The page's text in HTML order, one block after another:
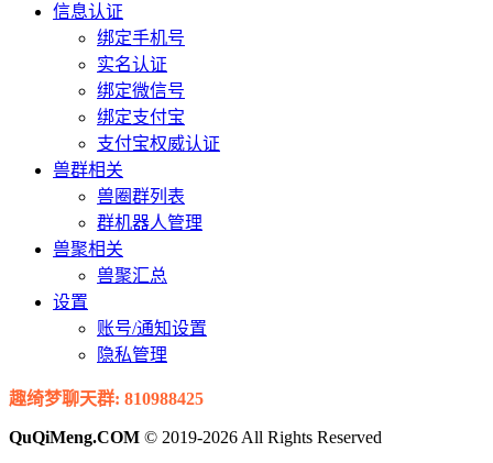
信息认证
绑定手机号
实名认证
绑定微信号
绑定支付宝
支付宝权威认证
兽群相关
兽圈群列表
群机器人管理
兽聚相关
兽聚汇总
设置
账号/通知设置
隐私管理
趣绮梦聊天群: 810988425
QuQiMeng.COM © 2019-2026 All Rights Reserved